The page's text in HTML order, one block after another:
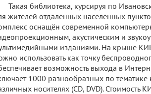
Такая библиотека, курсируя по
жителей отдалённых населённых
оснащён современной
акустическим и
изданиями. На крыше
использовать как точку
возможность выхода в
1000 разнообразных по
носителях (CD, DVD). Стоимость